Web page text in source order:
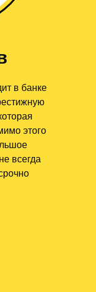
в банке
этого
всегда